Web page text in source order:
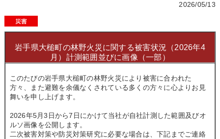
2026/05/13
岩手県大槌町の林野火災に関する被害状況（2026年4
月）計測範囲並びに画像（一部）
このたびの岩手県大槌町の林野火災により被害に合われた
方々、また避難を余儀なくされている多くの方々に心よりお見
舞いを申し上げます。
2026年5月3日から7日にかけて当社が自社計測した範囲及びオ
ルソ画像を公開します。
二次被害対策や防災対策研究に必要な場合は、下記までご連絡